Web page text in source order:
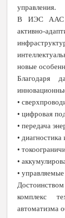
управления.
В ИЭС ААС
активно-
новые
Благодаря
•
• цифровая
• передача
•
•
•
•
комплекс
автоматизма